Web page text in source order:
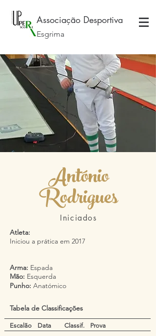
Associação Desportiva
Esgrima
Atleta:
Iniciou a prática em 2017
Arma: Espada
Mão: Esquerda
Punho: Anatómico
Iniciados
António
Rodrigues
Tabela de Classificações
Escalão Data Classif. Prova